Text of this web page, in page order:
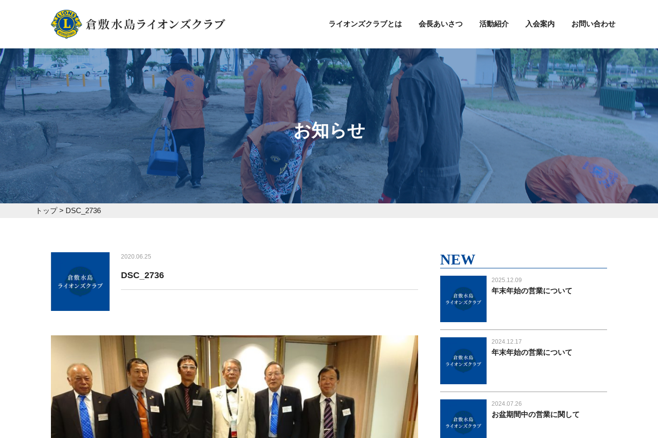
ライオンズクラブとは 会長あいさつ 活動紹介 入会案内 お問い合わせ
お知らせ
トップ> DSC_2736
2020.06.25
DSC_2736
NEW
2025.12.09
年末年始の営業について
2024.12.17
年末年始の営業について
2024.07.26
お盆期間中の営業に関して